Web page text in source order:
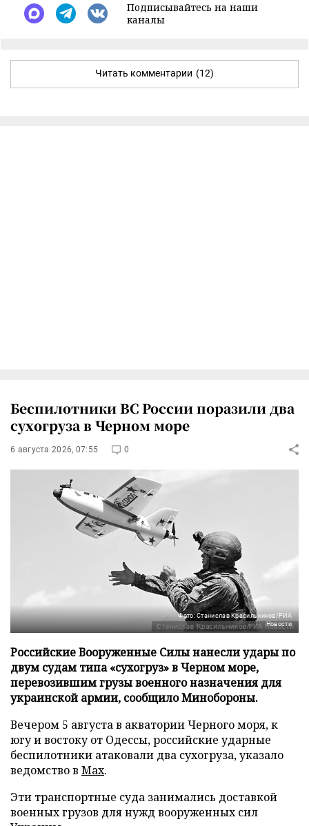
Подписывайтесь на наши
каналы
Читать комментарии (12)
Беспилотники ВС России поразили два
сухогруза в Черном море
6 августа 2026, 07:55 0
Фото: Станислав Красильников/РИА
Новости
Российские Вооруженные Силы нанесли удары по
двум судам типа «сухогруз» в Черном море,
перевозившим грузы военного назначения для
украинской армии, сообщило Минобороны.
Вечером 5 августа в акватории Черного моря, к
югу и востоку от Одессы, российские ударные
беспилотники атаковали два сухогруза, указало
ведомство в Max.
Эти транспортные суда занимались доставкой
военных грузов для нужд вооруженных сил